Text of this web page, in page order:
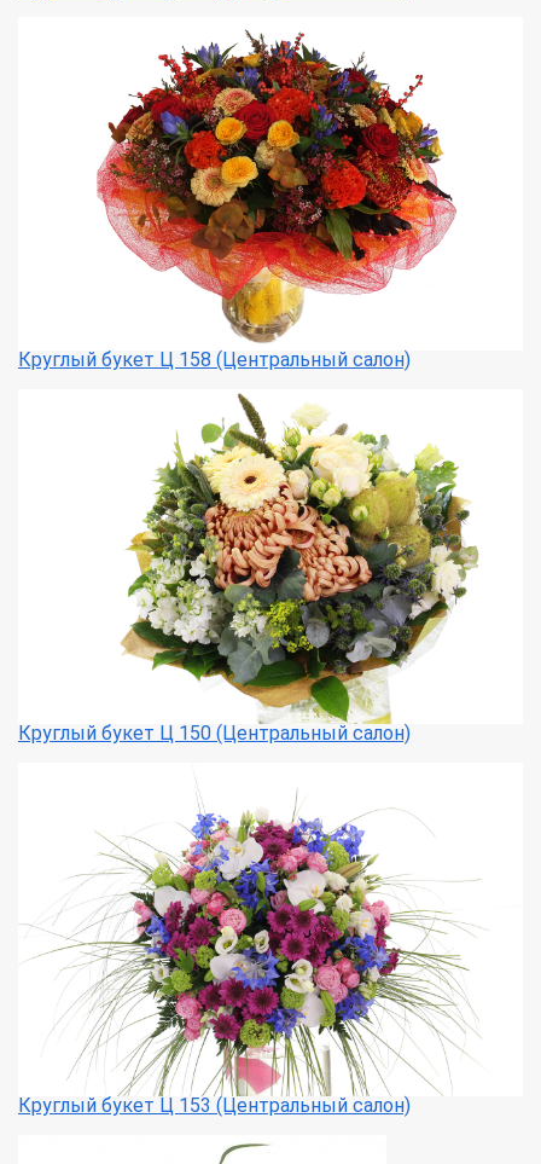
Круглый букет Ц 158 (Центральный салон)
Круглый букет Ц 150 (Центральный салон)
Круглый букет Ц 153 (Центральный салон)